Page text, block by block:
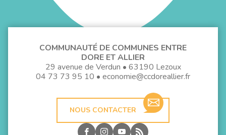
COMMUNAUTÉ DE COMMUNES ENTRE
DORE ET ALLIER
29 avenue de Verdun • 63190 Lezoux
04 73 73 95 10 • economie@ccdoreallier.fr
NOUS CONTACTER